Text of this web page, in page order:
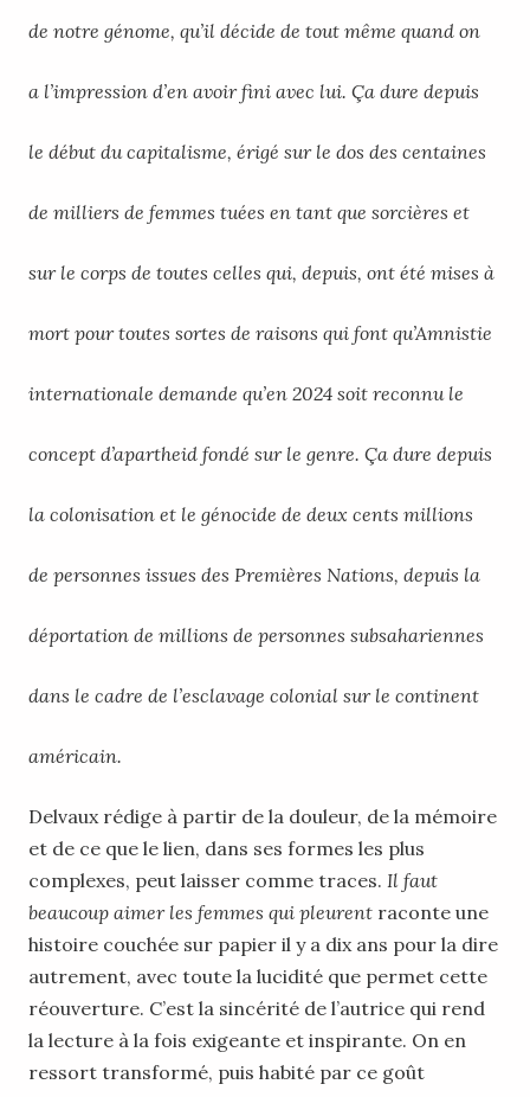
de notre génome, qu’il décide de tout même quand on
a l’impression d’en avoir fini avec lui. Ça dure depuis
le début du capitalisme, érigé sur le dos des centaines
de milliers de femmes tuées en tant que sorcières et
sur le corps de toutes celles qui, depuis, ont été mises à
mort pour toutes sortes de raisons qui font qu’­Amnistie
internationale demande qu’en 2024 soit reconnu le
concept d’apartheid fondé sur le genre. Ça dure depuis
la colonisation et le génocide de deux cents millions
de personnes issues des Premières Nations, depuis la
déportation de millions de personnes subsahariennes
dans le cadre de l’esclavage colonial sur le continent
américain.
Delvaux rédige à partir de la douleur, de la mémoire
et de ce que le lien, dans ses formes les plus
complexes, peut laisser comme traces. Il faut
beaucoup aimer les femmes qui pleurent raconte une
histoire couchée sur papier il y a dix ans pour la dire
autrement, avec toute la lucidité que permet cette
réouverture. C’est la sincérité de l’autrice qui rend
la lecture à la fois exigeante et inspirante. On en
ressort transformé, puis habité par ce goût